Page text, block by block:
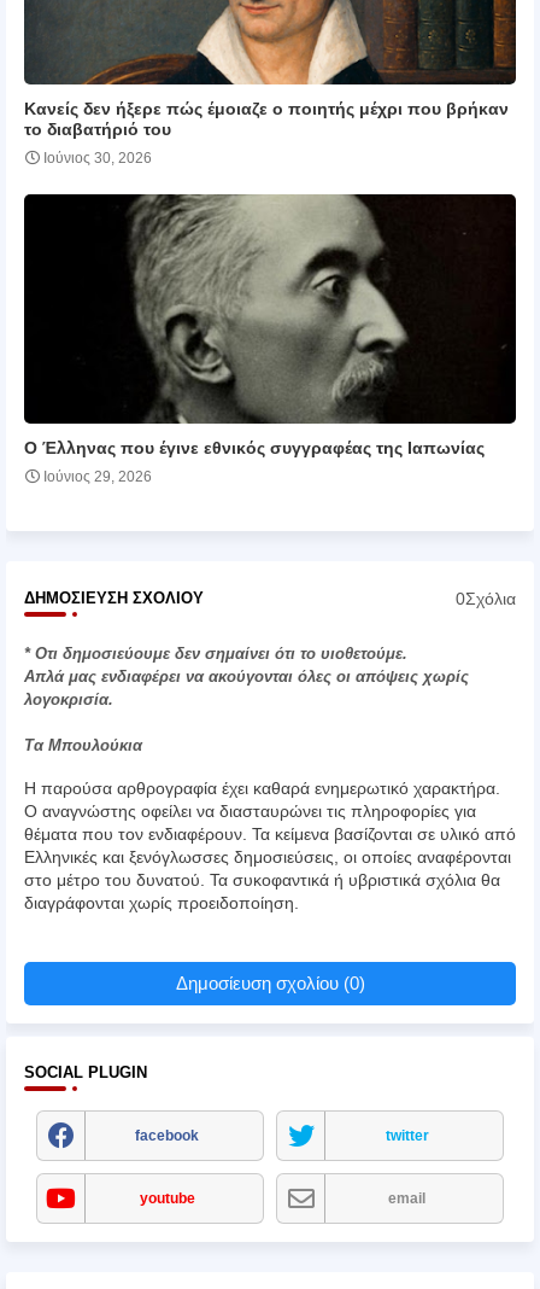
Κανείς δεν ήξερε πώς έμοιαζε ο ποιητής μέχρι που βρήκαν
το διαβατήριό του
Ιούνιος 30, 2026
Ο Έλληνας που έγινε εθνικός συγγραφέας της Ιαπωνίας
Ιούνιος 29, 2026
ΔΗΜΟΣΊΕΥΣΗ ΣΧΟΛΊΟΥ 0Σχόλια
* Οτι δημοσιεύουμε δεν σημαίνει ότι το υιοθετούμε.
Απλά μας ενδιαφέρει να ακούγονται όλες οι απόψεις χωρίς
λογοκρισία.
Τα Μπουλούκια
Η παρούσα αρθρογραφία έχει καθαρά ενημερωτικό χαρακτήρα.
Ο αναγνώστης οφείλει να διασταυρώνει τις πληροφορίες για
θέματα που τον ενδιαφέρουν. Τα κείμενα βασίζονται σε υλικό από
Ελληνικές και ξενόγλωσσες δημοσιεύσεις, οι οποίες αναφέρονται
στο μέτρο του δυνατού. Τα συκοφαντικά ή υβριστικά σχόλια θα
διαγράφονται χωρίς προειδοποίηση.
Δημοσίευση σχολίου (0)
SOCIAL PLUGIN
facebook twitter
youtube email